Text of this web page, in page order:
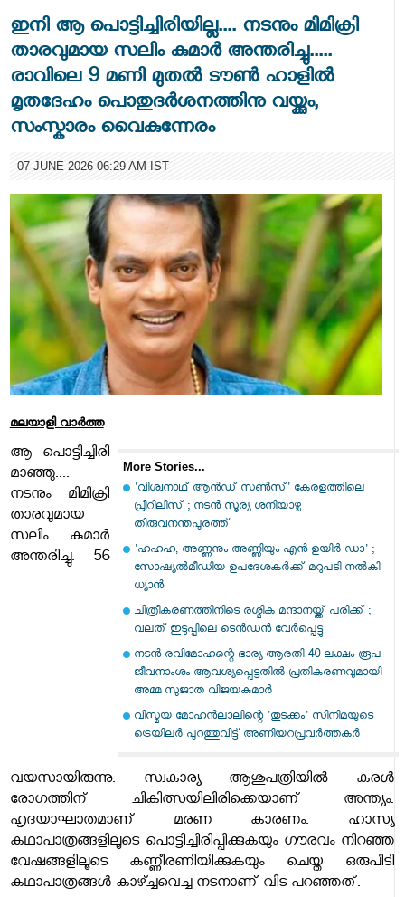
ഇനി ആ പൊട്ടിച്ചിരിയില്ല.... നടനും മിമിക്രി
താരവുമായ സലിം കുമാർ അന്തരിച്ചു.....
രാവിലെ 9 മണി മുതൽ ടൗൺ ഹാളിൽ
മൃതദേഹം പൊതുദർശനത്തിനു വയ്ക്കും,
സംസ്കാരം വൈകുന്നേരം
07 JUNE 2026 06:29 AM IST
മലയാളി വാര്‍ത്ത
More Stories...
'വിശ്വനാഥ് ആന്‍ഡ് സണ്‍സ്' കേരളത്തിലെ
പ്രീറിലീസ് ; നടന്‍ സൂര്യ ശനിയാഴ്ച
തിരുവനന്തപുരത്ത്
'ഹഹഹ, അണ്ണനും അണ്ണിയും എന്‍ ഉയിര്‍ ഡാ' ;
സോഷ്യല്‍മീഡിയ ഉപദേശകര്‍ക്ക് മറുപടി നല്‍കി
ധ്യാന്‍
ചിത്രീകരണത്തിനിടെ രശ്മിക മന്ദാനയ്ക്ക് പരിക്ക് ;
വലത് ഇടുപ്പിലെ ടെന്‍ഡന്‍ വേര്‍പ്പെട്ടു
നടന്‍ രവിമോഹന്റെ ഭാര്യ ആരതി 40 ലക്ഷം രൂപ
ജീവനാംശം ആവശ്യപ്പെട്ടതില്‍ പ്രതികരണവുമായി
അമ്മ സുജാത വിജയകുമാര്‍
വിസ്മയ മോഹന്‍ലാലിന്റെ 'തുടക്കം' സിനിമയുടെ
ട്രെയിലര്‍ പുറത്തുവിട്ട് അണിയറപ്രവര്‍ത്തകര്‍
ആ പൊട്ടിച്ചിരി
മാഞ്ഞു....
നടനും മിമിക്രി
താരവുമായ
സലിം കുമാർ
അന്തരിച്ചു. 56
വയസായിരുന്നു. സ്വകാര്യ ആശുപത്രിയിൽ കരൾ
രോഗത്തിന് ചികിത്സയിലിരിക്കെയാണ് അന്ത്യം.
ഹൃദയാഘാതമാണ് മരണ കാരണം. ഹാസ്യ
കഥാപാത്രങ്ങളിലൂടെ പൊട്ടിച്ചിരിപ്പിക്കുകയും ഗൗരവം നിറഞ്ഞ
വേഷങ്ങളിലൂടെ കണ്ണീരണിയിക്കുകയും ചെയ്ത ഒരുപിടി
കഥാപാത്രങ്ങൾ കാഴ്ച്ചവെച്ച നടനാണ് വിട പറഞ്ഞത്.